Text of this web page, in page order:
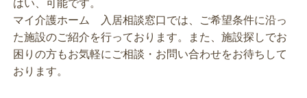
はい、可能です。
マイ介護ホーム 入居相談窓口では、ご希望条件に沿っ
た施設のご紹介を行っております。また、施設探しでお
困りの方もお気軽にご相談・お問い合わせをお待ちして
おります。